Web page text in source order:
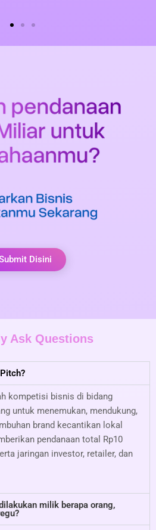
Disini
Ask Questions
kompetisi bisnis di bidang
untuk menemukan, mendukung,
brand kecantikan lokal
pendanaan total Rp10
jaringan investor, retailer, dan
milik berapa orang,